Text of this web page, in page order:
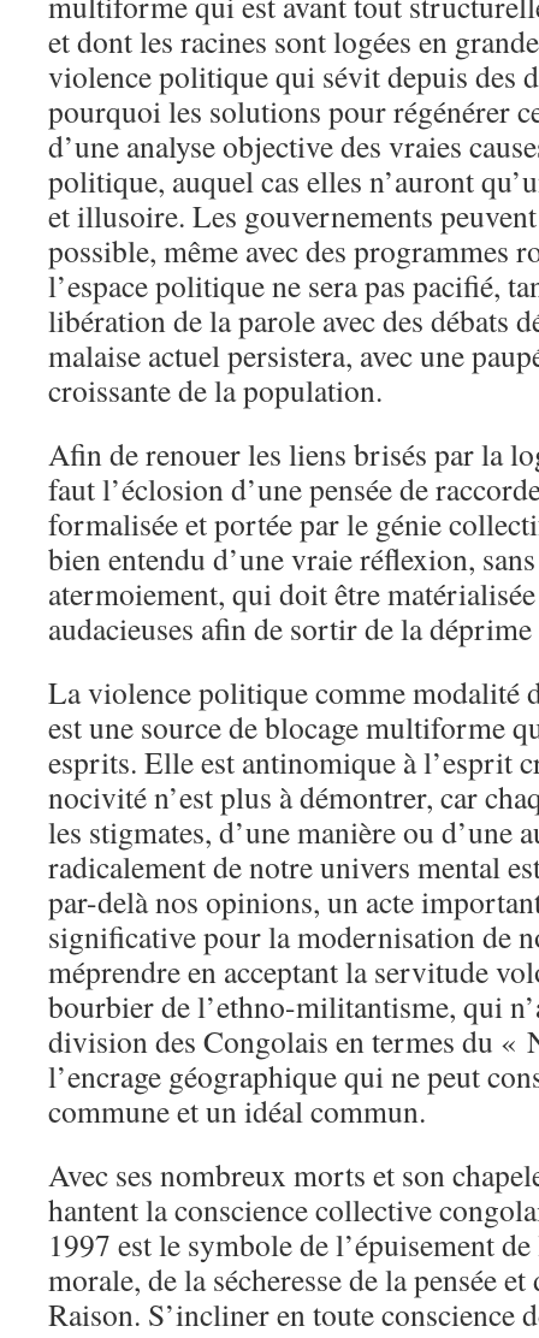
et dont les racines sont logées en
violence politique qui sévit depuis des
pourquoi les solutions pour régénérer
d’une analyse objective des vraies
politique, auquel cas elles n’auront
et illusoire. Les gouvernements
possible, même avec des programmes
l’espace politique ne sera pas pacifié,
libération de la parole avec des débats
malaise actuel persistera, avec une
croissante de la population.
Afin de renouer les liens brisés par la
faut l’éclosion d’une pensée de
formalisée et portée par le génie
bien entendu d’une vraie réflexion,
atermoiement, qui doit être
audacieuses afin de sortir de la
La violence politique comme modalité
est une source de blocage multiforme
esprits. Elle est antinomique à l’esprit
nocivité n’est plus à démontrer, car
les stigmates, d’une manière ou d’une
radicalement de notre univers mental
par-delà nos opinions, un acte
significative pour la modernisation de
méprendre en acceptant la servitude
bourbier de l’ethno-militantisme, qui
division des Congolais en termes du «
l’encrage géographique qui ne peut
commune et un idéal commun.
Avec ses nombreux morts et son
hantent la conscience collective
1997 est le symbole de l’épuisement
morale, de la sécheresse de la pensée
Raison. S’incliner en toute conscience